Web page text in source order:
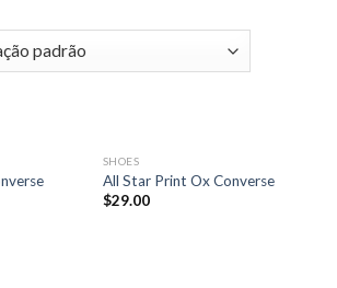
SHOES
All Star Print Ox Converse
$29.00